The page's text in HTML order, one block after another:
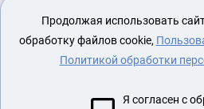
исключительно для
Евразийского
ОПЛАТА И
Продолжая использовать
обработку файлов cookie,
Политикой обработки
Я согласен с